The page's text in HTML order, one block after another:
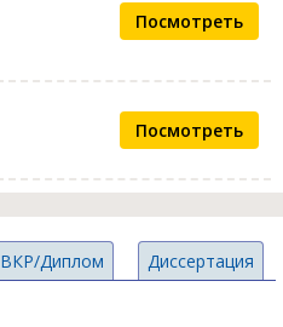
Посмотреть
Посмотреть
ВКР/Диплом Диссертация